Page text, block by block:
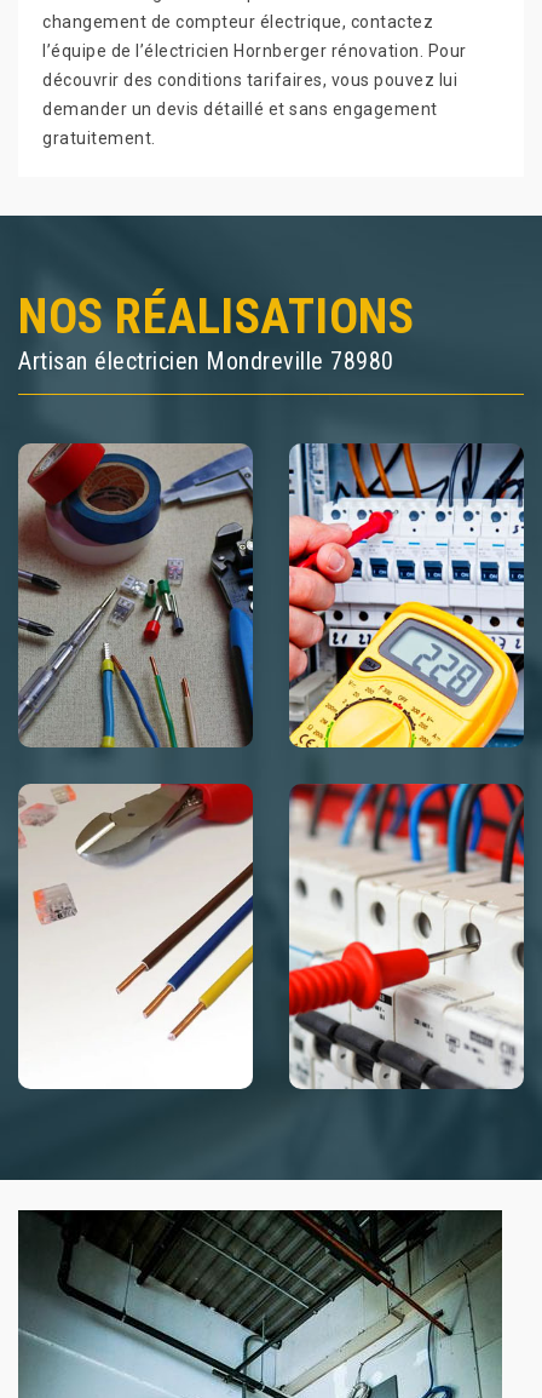
changement de compteur électrique, contactez
l’équipe de l’électricien Hornberger rénovation. Pour
découvrir des conditions tarifaires, vous pouvez lui
demander un devis détaillé et sans engagement
gratuitement.
NOS RÉALISATIONS
Artisan électricien Mondreville 78980